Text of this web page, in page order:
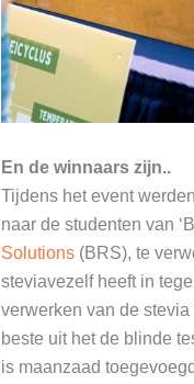
En de winnaars zijn..
Tijdens het event
naar de studenten van
Solutions (BRS), te
steviavezelf heeft in
verwerken van de
beste uit het de blinde
is maanzaad